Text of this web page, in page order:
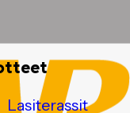
Lasiterassit